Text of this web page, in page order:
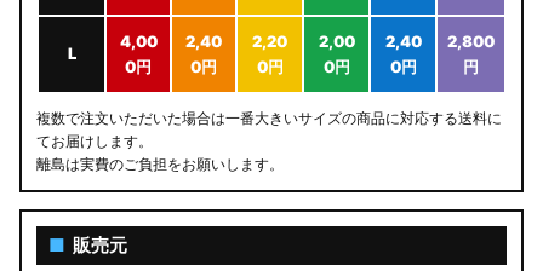
L
4,00
0円
2,40
0円
2,20
0円
2,00
0円
2,40
0円
2,800
円
複数で注文いただいた場合は一番大きいサイズの商品に対応する送料に
てお届けします。
離島は実費のご負担をお願いします。
■ 販売元